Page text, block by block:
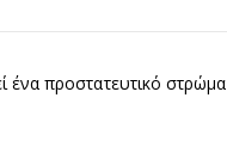
προστατευτικό